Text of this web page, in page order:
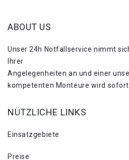
ABOUT US
Unser 24h Notfallservice nimmt
Ihrer
Angelegenheiten an und einer
kompetenten Monteure wird sofort
NÜTZLICHE LINKS
Einsatzgebiete
Preise